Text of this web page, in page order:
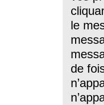
le
de